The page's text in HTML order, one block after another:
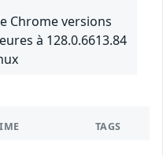
Chrome versions
à 128.0.6613.84
TAGS